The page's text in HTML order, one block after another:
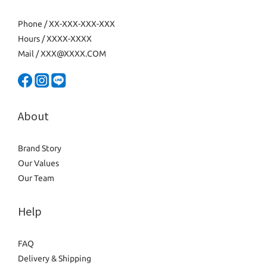
Phone / XX-XXX-XXX-XXX
Hours / XXXX-XXXX
Mail / XXX@XXXX.COM
About
Brand Story
Our Values
Our Team
Help
FAQ
Delivery & Shipping